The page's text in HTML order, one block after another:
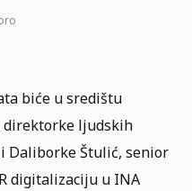
biće u središtu
direktorke ljudskih
Daliborke Štulić, senior
digitalizaciju u INA